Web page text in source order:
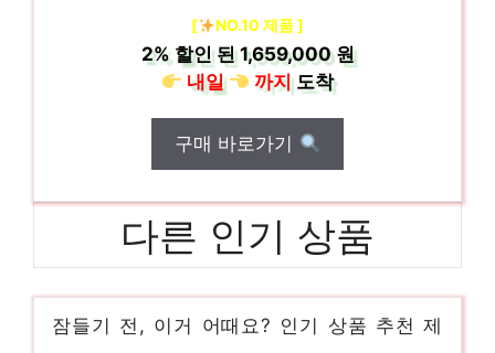
[ NO.10 제품 ]
2%할인 된1,659,000 원
내일
까지도착
구매 바로가기
다른 인기 상품
dellh200